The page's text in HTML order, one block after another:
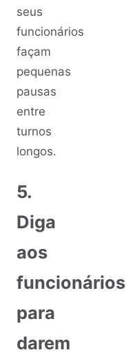
seus
funcionários
façam
pequenas
pausas
entre
turnos
longos.
5.
Diga
aos
funcionários
para
darem